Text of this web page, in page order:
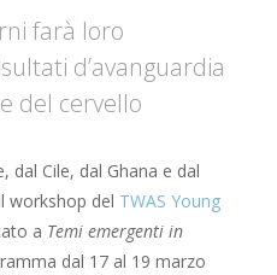
farà loro
d’avanguardia
del cervello
dal Cile, dal Ghana e dal
workshop del TWAS Young
a Temi emergenti in
dal 17 al 19 marzo